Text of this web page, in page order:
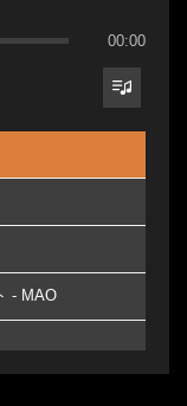
00:00
- MAO